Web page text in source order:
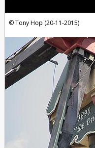
Tony Hop (20-11-2015)